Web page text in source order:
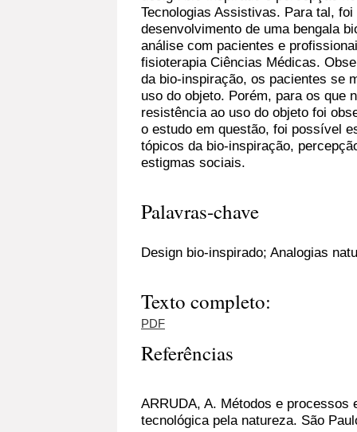
Tecnologias Assistivas. Para tal,
desenvolvimento de uma bengala
análise com pacientes e
fisioterapia Ciências Médicas.
da bio-inspiração, os pacientes se
uso do objeto. Porém, para os que
resistência ao uso do objeto foi
o estudo em questão, foi possível
tópicos da bio-inspiração,
estigmas sociais.
Palavras-chave
Design bio-inspirado; Analogias
Texto completo:
PDF
Referências
ARRUDA, A. Métodos e
tecnológica pela natureza. São